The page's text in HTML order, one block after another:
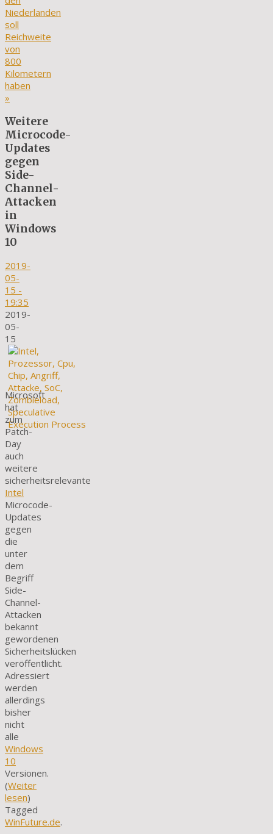
Niederlanden
soll
Reichweite
von
800
Kilometern
haben
»
Weitere
Microcode-
Updates
gegen
Side-
Channel-
Attacken
in
Windows
10
2019-
05-
15 -
19:35
2019-
05-
15
Microsoft
hat
zum
Patch-
Day
auch
weitere
sicherheitsrelevante
Intel
Microcode-
Updates
gegen
die
unter
dem
Begriff
Side-
Channel-
Attacken
bekannt
gewordenen
Sicherheitslücken
veröffentlicht.
Adressiert
werden
allerdings
bisher
nicht
alle
Windows
10
Versionen.
(Weiter
lesen)
Tagged
WinFuture.de.